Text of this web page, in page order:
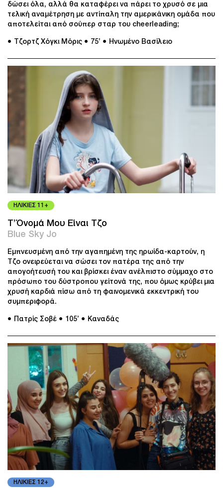
δώσει όλα, αλλά θα καταφέρει να πάρει το χρυσό σε μια
τελική αναμέτρηση με αντίπαλη την αμερικάνικη ομάδα που
αποτελείται από σούπερ σταρ του cheerleading;
● Τζορτζ Χόγκι Μόρις ● 75’ ● Ηνωμένο Βασίλειο
ΗΛΙΚΙΕΣ 11+
Τ’Όνομά Μου Είναι Τζο
Blue Sky Jo
Εμπνευσμένη από την αγαπημένη της ηρωίδα-καρτούν, η
Τζο ονειρεύεται να σώσει τον πατέρα της από την
απογοήτευσή του και βρίσκει έναν ανέλπιστο σύμμαχο στο
πρόσωπο του δύστροπου γείτονά της, που όμως κρύβει μια
χρυσή καρδιά πίσω από τη φαινομενικά εκκεντρική του
συμπεριφορά.
● Πατρίς Σοβέ ● 105’ ● Καναδάς
ΗΛΙΚΙΕΣ 12+